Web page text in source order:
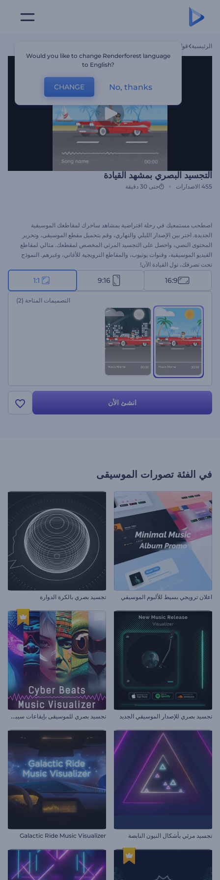
الرئيسية قوالب
التجسيد البصري بمشهد القيادة
455 الاصدارات حتى 30 دقيقة
اصطحب مستمعيك في رحلة افتراضية بمشاهد ساحرك لمقاطعك الموسيقية
الجديدة. اختر بين الإصدار الليلي والنهاري، وقم بتحميل مقطع الموسيقى، وتحرير
المحتوى النصي، واحصل على التجسيد المرئي المخصص لمقطعك. مثالي لمقاطع
الفيديو الموسيقية، وقنوات يوتيوب، والمقاطع الترويجية للأغاني، وغيرهم. النموذج
تحت تصرفك، تول القيادة الآن!
16:9
9:16
1:1
التصميمات المتاحة (2)
انشئ الأن
في الفئة تصورات الموسيقى
اعلان ترويجي بسيط للألبوم الموسيقي تجسيد بصري بالكرة الدوارة
تجسيد بصري للإصدار الموسيقي الجديد ت
جسيد بصري للموسيقى بإيقاعات سيبرانية
تجسيد مرئي بأشكال النيون النابضة Galactic Ride Music Visualizer
Would you like to change Renderforest language
to English?
CHANGE No, thanks